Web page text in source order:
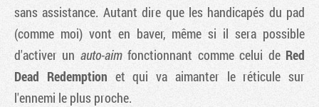
sans assistance. Autant dire que les handicapés du pad
(comme moi) vont en baver, même si il sera possible
d'activer un auto-aimfonctionnant comme celui de Red
Dead Redemption et qui va aimanter le réticule sur
l'ennemi le plus proche.